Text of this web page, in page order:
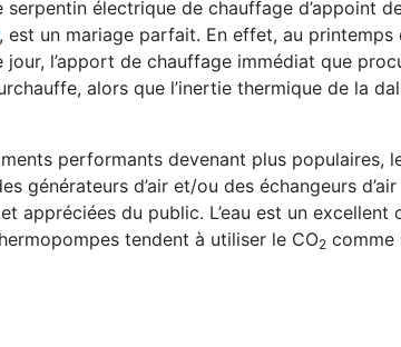
électrique de chauffage d’appoint
, est un mariage parfait. En effet, au
l’apport de chauffage immédiat que
alors que l’inertie thermique de la
performants devenant plus populaires,
générateurs d’air et/ou des échangeurs
appréciées du public. L’eau est un
tendent à utiliser le CO2 comme